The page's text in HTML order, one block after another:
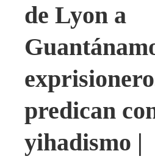
de Lyon a
predican
yihadismo |